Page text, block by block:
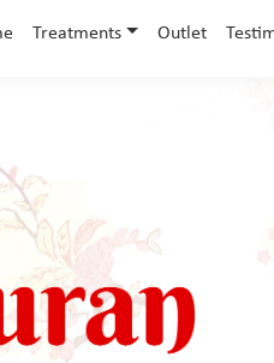
Treatments Outlet